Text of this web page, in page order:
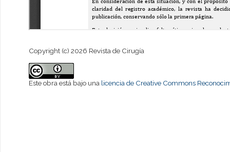
Copyright (c) 2026 Revista de Cirugía
Este obra está bajo una licencia de Creative Commons